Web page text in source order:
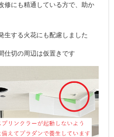
修にも精通している方で、助か
生する火花にも配慮しました
仕切の周辺は仮置きです